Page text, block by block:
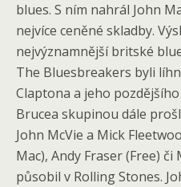
blues. S ním nahrál John
nejvíce ceněné skladby.
nejvýznamnější britské
The Bluesbreakers byli
Claptona a jeho
Brucea skupinou dále
John McVie a Mick
Mac), Andy Fraser (Free)
působil v Rolling Stones.